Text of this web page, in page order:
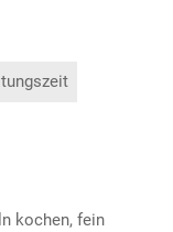
kochen, fein